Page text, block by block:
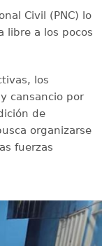
Civil (PNC) lo
libre a los pocos
los
cansancio por
de
organizarse
fuerzas